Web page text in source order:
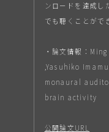
ンロードを達成し
でも聴くことがで
・論文情報：
,Yasuhiko
monaural
brain activity
公開論文URL